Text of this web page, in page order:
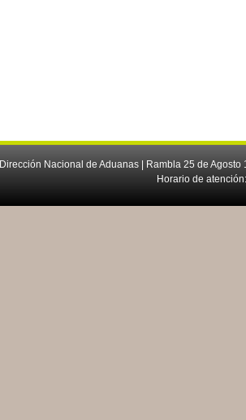
Dirección Nacional de Aduanas | Rambla 25 de
Horario de